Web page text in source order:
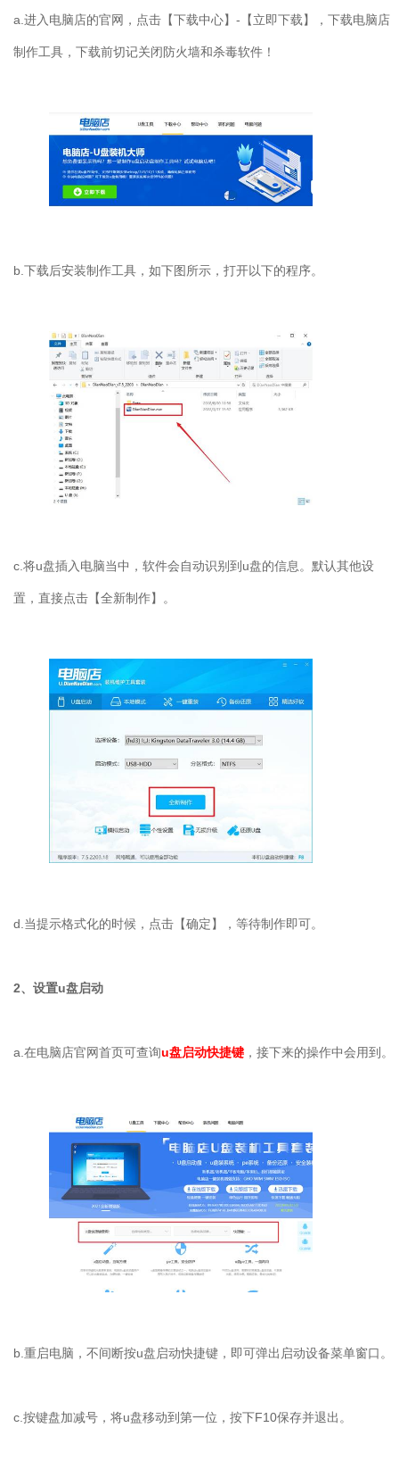
a.进入电脑店的官网，点击【下载中心】 - 【立即下载】，下载电脑店
制作工具，下载前切记关闭防火墙和杀毒软件！
b. 下载后安装制作工具，如下图所示，打开以下的程序。
c. 将u盘插入电脑当中，软件会自动识别到u盘的信息。默认其他设
置，直接点击【全新制作】。
d. 当提示格式化的时候，点击【确定】，等待制作即可。
2、设置u盘启动
a. 在电脑店官网首页可查询u盘启动快捷键 ，接下来的操作中会用到。
b.重启电脑，不间断按u盘启动快捷键，即可弹出启动设备菜单窗口。
c.按键盘加减号，将u盘移动到第一位，按下F10保存并退出。